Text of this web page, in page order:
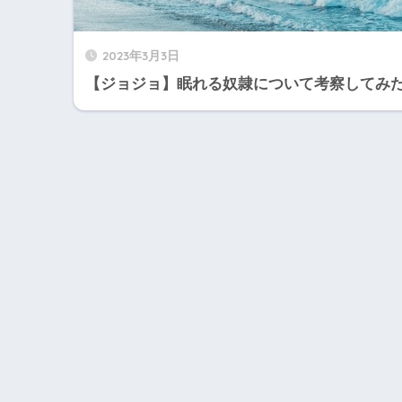
2023年3月3日
【ジョジョ】眠れる奴隷について考察してみ